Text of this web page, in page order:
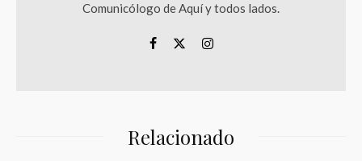
Comunicólogo de Aquí y todos lados.
Relacionado